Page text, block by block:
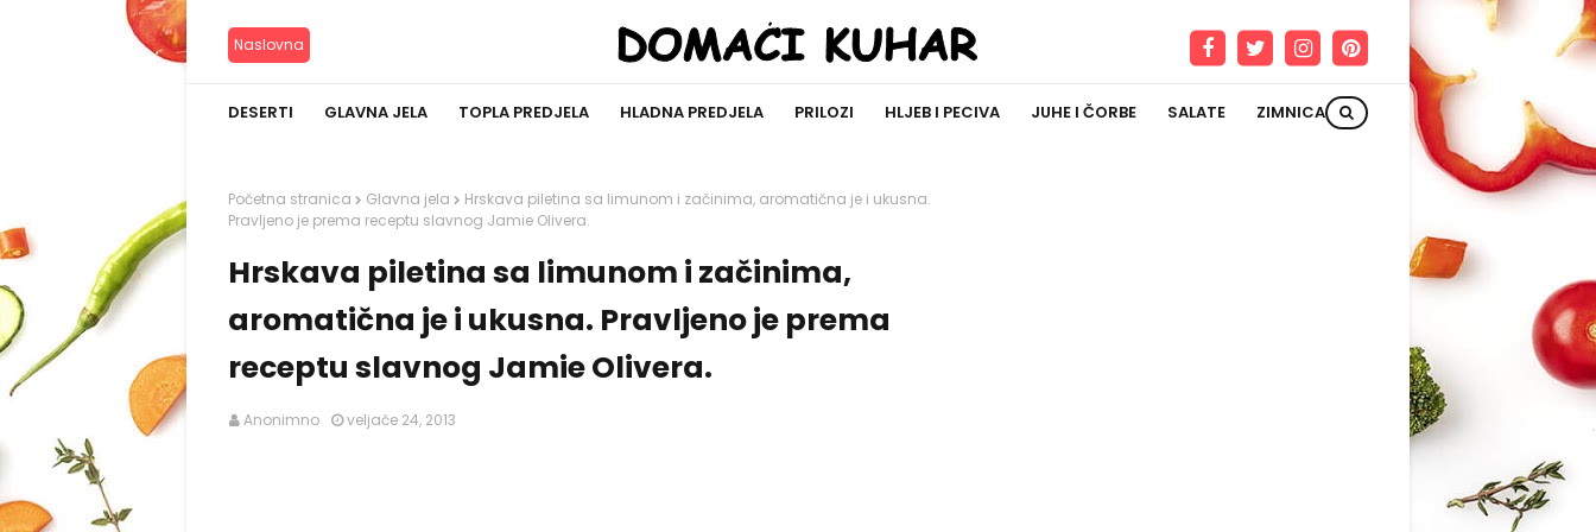
Naslovna
DESERTI GLAVNA JELA TOPLA PREDJELA HLADNA PREDJELA PRILOZI HLJEB I PECIVA JUHE I ČORBE SALATE ZIMNICA
Početna stranica Glavna jela
Hrskava piletina sa limunom i začinima, aromatična je i ukusna.
Pravljeno je prema receptu slavnog Jamie Olivera.
Hrskava piletina sa limunom i začinima,
aromatična je i ukusna. Pravljeno je prema
receptu slavnog Jamie Olivera.
Anonimno veljače 24, 2013